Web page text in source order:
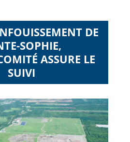
DE
SOPHIE,
ASSURE LE
SUIVI